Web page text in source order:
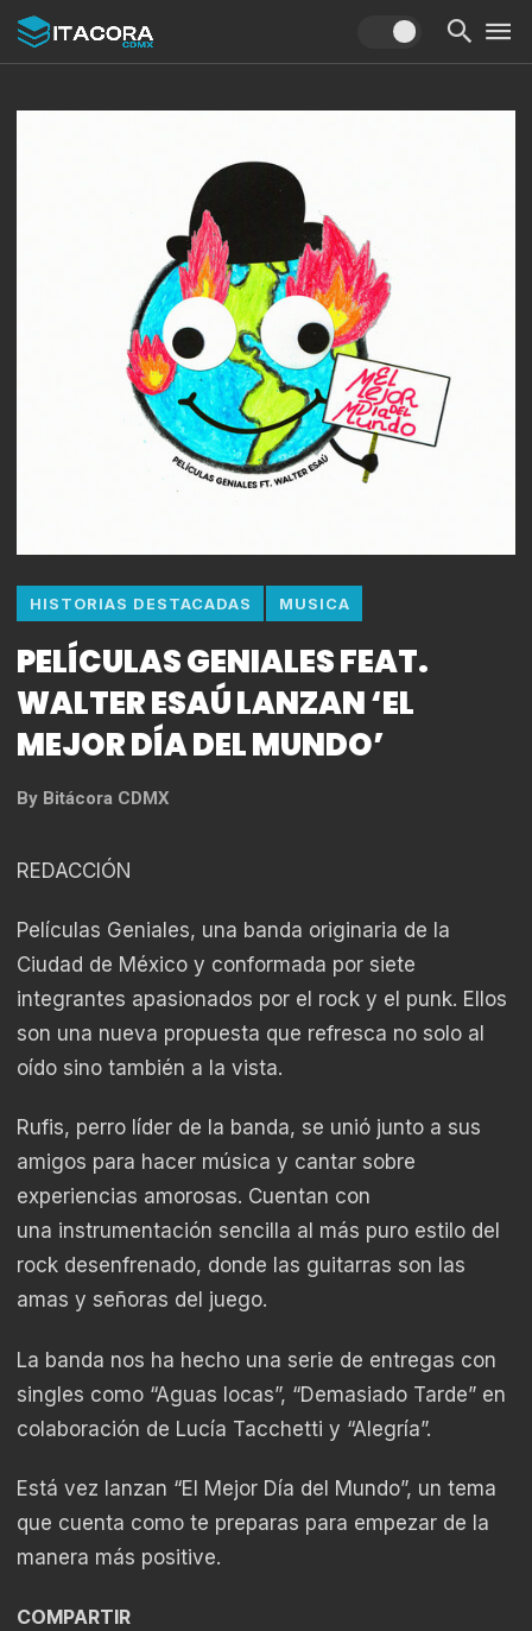
HISTORIAS DESTACADAS MUSICA
PELÍCULAS GENIALES FEAT.
WALTER ESAÚ LANZAN ‘EL
MEJOR DÍA DEL MUNDO’
By Bitácora CDMX
REDACCIÓN
Películas Geniales, una banda originaria de la
Ciudad de México y conformada por siete
integrantes apasionados por el rock y el punk. Ellos
son una nueva propuesta que refresca no solo al
oído sino también a la vista.
Rufis, perro líder de la banda, se unió junto a sus
amigos para hacer música y cantar sobre
experiencias amorosas. Cuentan con
una instrumentación sencilla al más puro estilo del
rock desenfrenado, donde las guitarras son las
amas y señoras del juego.
La banda nos ha hecho una serie de entregas con
singles como “Aguas locas”, “Demasiado Tarde” en
colaboración de Lucía Tacchetti y “Alegría”.
Está vez lanzan “El Mejor Día del Mundo”, un tema
que cuenta como te preparas para empezar de la
manera más positive.
COMPARTIR